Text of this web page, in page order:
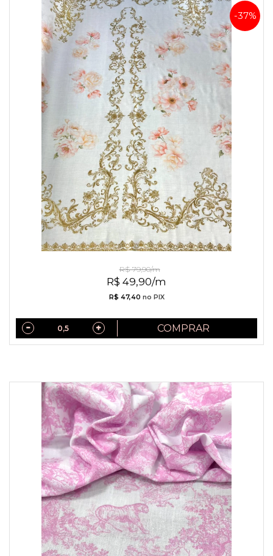
R$ 49,90/m
R$ 79,90/m
-37%
R$ 47,40 no PIX
COMPRAR